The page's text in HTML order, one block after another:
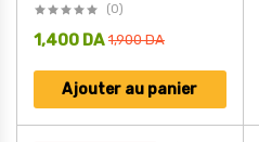
(0)
1,900DA
1,400 DA
Ajouter au panier